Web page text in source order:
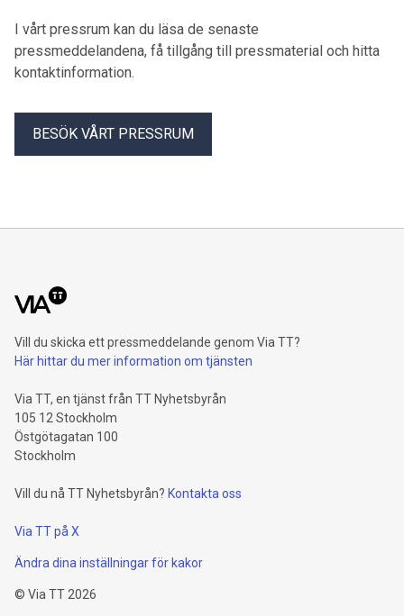
I vårt pressrum kan du läsa de senaste
pressmeddelandena, få tillgång till pressmaterial och hitta
kontaktinformation.
BESÖK VÅRT PRESSRUM
Vill du skicka ett pressmeddelande genom Via TT?
Här hittar du mer information om tjänsten
Via TT, en tjänst från TT Nyhetsbyrån
105 12 Stockholm
Östgötagatan 100
Stockholm
Vill du nå TT Nyhetsbyrån? Kontakta oss
Via TT på X
Ändra dina inställningar för kakor
© Via TT 2026